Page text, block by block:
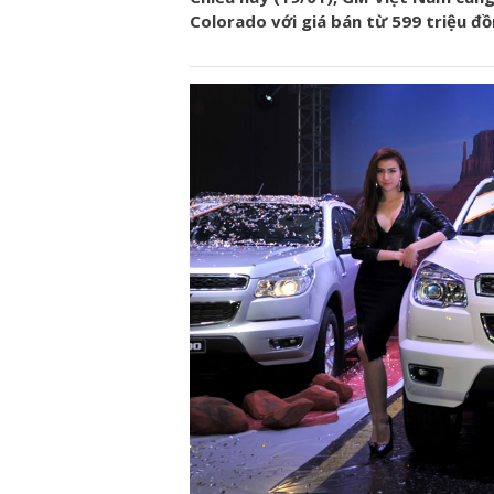
Colorado với giá bán từ 599 triệu